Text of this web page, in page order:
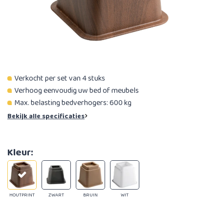
Verkocht per set van 4 stuks
Verhoog eenvoudig uw bed of meubels
Max. belasting bedverhogers: 600 kg
Bekijk alle specificaties
ZWART BRUIN WIT
Kleur:
HOUTPRINT